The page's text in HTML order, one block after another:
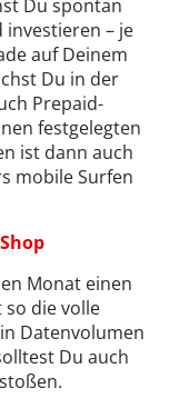
Du spontan
– je
auf Deinem
Du in der
Prepaid-
festgelegten
ist dann auch
mobile Surfen
Monat einen
die volle
Datenvolumen
Du auch